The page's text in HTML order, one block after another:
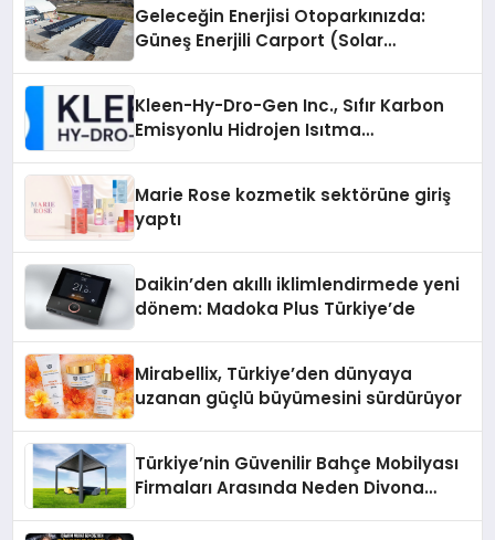
Geleceğin Enerjisi Otoparkınızda:
Güneş Enerjili Carport (Solar
Kleen-Hy-Dro-Gen Inc., Sıfır Karbon
Emisyonlu Hidrojen Isıtma
Marie Rose kozmetik sektörüne giriş
yaptı
Daikin’den akıllı iklimlendirmede yeni
dönem: Madoka Plus Türkiye’de
Mirabellix, Türkiye’den dünyaya
uzanan güçlü büyümesini sürdürüyor
Türkiye’nin Güvenilir Bahçe Mobilyası
Firmaları Arasında Neden Divona